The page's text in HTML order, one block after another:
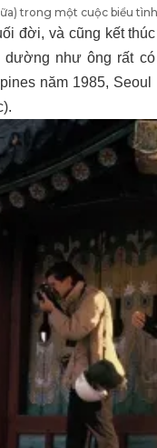
trong một cuộc biểu
đời, và cũng kết
dường như ông rất
năm 1985,